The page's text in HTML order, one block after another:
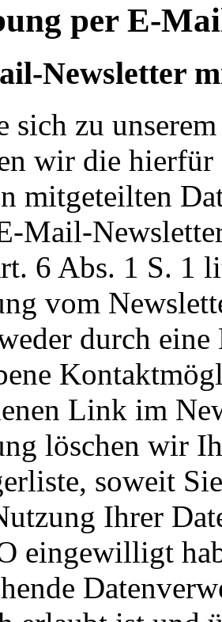
per E-
Newsletter
sich zu
wir die hierfür
mitgeteilten
Mail-
6 Abs. 1 S. 1
vom
durch
Link im
löschen wir
soweit
Ihrer
eingewilligt